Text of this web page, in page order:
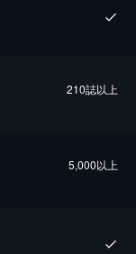
210誌以上
5,000以上